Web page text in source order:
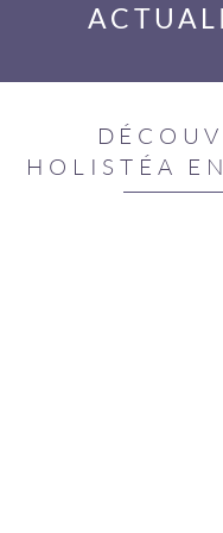
HOLISTÉA